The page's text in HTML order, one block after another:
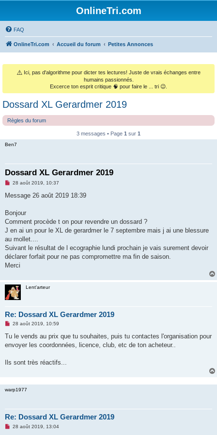
OnlineTri.com
FAQ
OnlineTri.com Accueil du forum Petites Annonces
⚠️ Ici, pas d'algorithme pour dicter tes lectures! Juste de vrais échanges entre
humains passionnés.
Excerce ton esprit critique 🧠 pour faire le ... tri 😉.
Dossard XL Gerardmer 2019
Règles du forum
3 messages • Page 1 sur 1
Ben7
Dossard XL Gerardmer 2019
M
s
g
n
o
l
u
28 août 2019, 10:37
Message 26 août 2019 18:39
Bonjour
Comment procède t on pour revendre un dossard ?
J en ai un pour le XL de gerardmer le 7 septembre mais j ai une blessure
au mollet....
Suivant le résultat de l ecographie lundi prochain je vais surement devoir
déclarer forfait pour ne pas compromettre ma fin de saison.
Merci
Lent'arteur
Re: Dossard XL Gerardmer 2019
M
s
a
n
28 août 2019, 10:59
Tu le vends au prix que tu souhaites, puis tu contactes l'organisation pour
envoyer les coordonnées, licence, club, etc de ton acheteur..
Ils sont très réactifs...
warp1977
Re: Dossard XL Gerardmer 2019
M28 août 2019, 13:04